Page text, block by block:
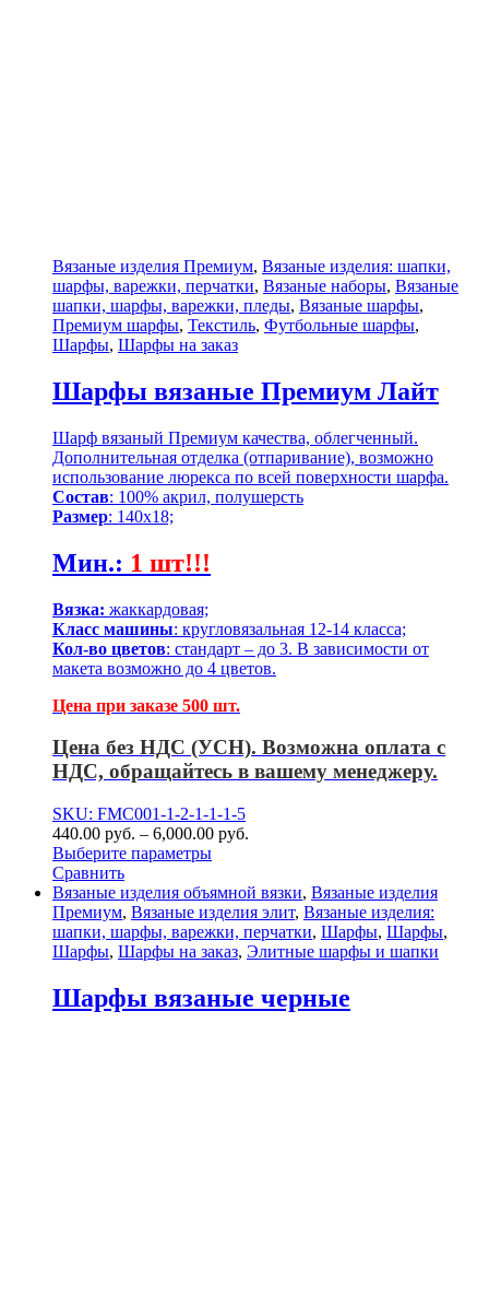
Вязаные изделия Премиум, Вязаные изделия: шапки,
шарфы, варежки, перчатки, Вязаные наборы, Вязаные
шапки, шарфы, варежки, пледы, Вязаные шарфы,
Премиум шарфы, Текстиль, Футбольные шарфы,
Шарфы, Шарфы на заказ
Шарфы вязаные Премиум Лайт
Шарф вязаный Премиум качества, облегченный.
Дополнительная отделка (отпаривание), возможно
использование люрекса по всей поверхности шарфа.
Состав: 100% акрил, полушерсть
Размер: 140х18;
Мин.: 1 шт!!!
Вязка: жаккардовая;
Класс машины: кругловязальная 12-14 класса;
Кол-во цветов: стандарт – до 3. В зависимости от
макета возможно до 4 цветов.
Цена при заказе 500 шт.
Цена без НДС (УСН). Возможна оплата с
НДС, обращайтесь в вашему менеджеру.
SKU: FMC001-1-2-1-1-1-5
440.00 руб. – 6,000.00 руб.
Выберите параметры
Сравнить
Вязаные изделия объямной вязки, Вязаные изделия
Премиум, Вязаные изделия элит, Вязаные изделия:
шапки, шарфы, варежки, перчатки, Шарфы, Шарфы,
Шарфы, Шарфы на заказ, Элитные шарфы и шапки
Шарфы вязаные черные